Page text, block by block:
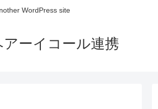
WordPress site
ーイコール連携